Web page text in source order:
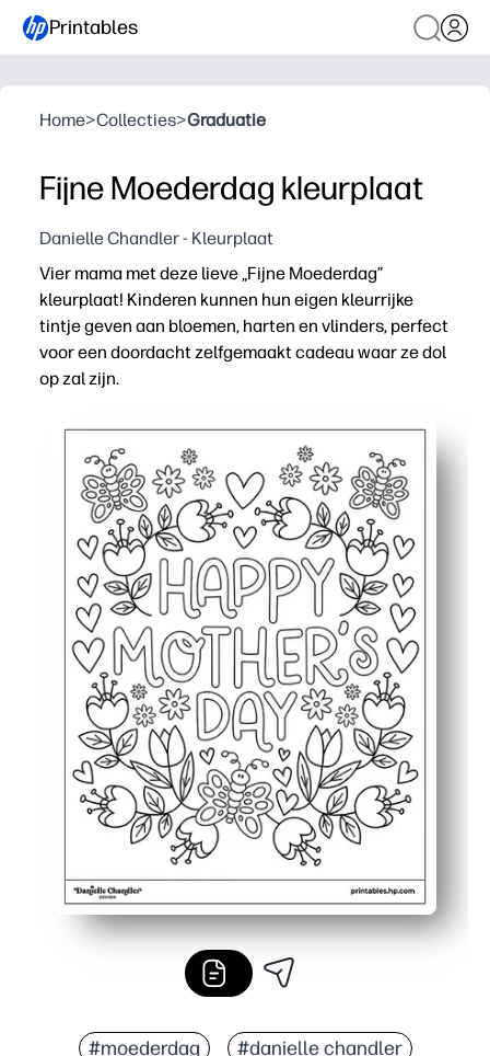
Printables
Home>Collecties>Graduatie
Fijne Moederdag kleurplaat
Danielle Chandler - Kleurplaat
Vier mama met deze lieve „Fijne Moederdag”
kleurplaat! Kinderen kunnen hun eigen kleurrijke
tintje geven aan bloemen, harten en vlinders, perfect
voor een doordacht zelfgemaakt cadeau waar ze dol
op zal zijn.
Print-and-Go: je hoeft alleen maar op afdrukken te
Geschikt voor alle leeftijden - je leerlingen genieten
Ontwikkelt vaardigheden - je ondersteunt de fijne
Is een aandenken - je maakt er een kaart van of lijst
#moederdag #danielle chandler